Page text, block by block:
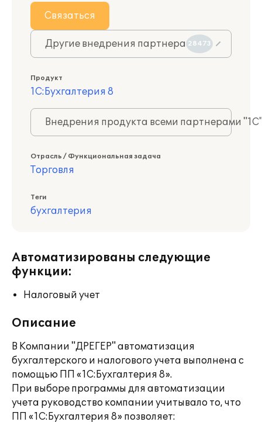
Связаться
Другие внедрения партнера 28473
Продукт
1С:Бухгалтерия 8
Внедрения продукта всеми партнерами
Отрасль / Функциональная задача
Торговля
Теги
бухгалтерия
Автоматизированы следующие
функции:
Налоговый учет
Описание
В Компании "ДРЕГЕР" автоматизация
бухгалтерского и налогового учета выполнена с
помощью ПП «1С:Бухгалтерия 8».
При выборе программы для автоматизации
учета руководство компании учитывало то, что
ПП «1С:Бухгалтерия 8» позволяет: